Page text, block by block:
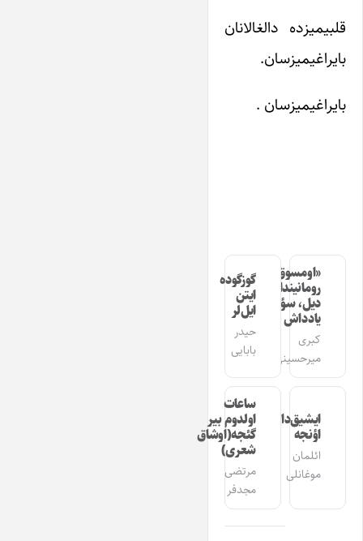
قلبیمیزده دالغالانان
بایراغیمیزسان.
بایراغیمیزسان .
«اومسوق»
رومانیندا
دیل، سؤز،
یادداش
کبری
میرحسینی
گوزگوده
ایتن
ایل‌لر
حیدر
بابایی
ایشیق‌دان
اؤنجه
ائلمان
موغانلی
ساعات
اولدوم بیر
گئجه(اوشاق
شعری)
مرتضی
مجدفر